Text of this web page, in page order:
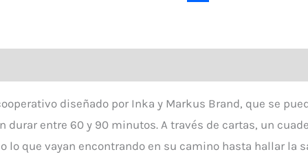
diseñado por Inka y Markus Brand, que se
durar entre 60 y 90 minutos. A través de cartas, un
lo que vayan encontrando en su camino hasta hallar la